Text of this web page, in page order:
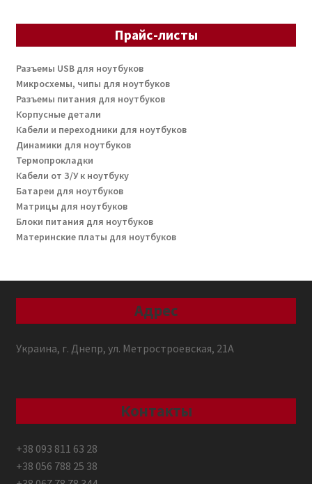
Прайс-листы
Разъемы USB для ноутбуков
Микросхемы, чипы для ноутбуков
Разъемы питания для ноутбуков
Корпусные детали
Кабели и переходники для ноутбуков
Динамики для ноутбуков
Термопрокладки
Кабели от З/У к ноутбуку
Батареи для ноутбуков
Матрицы для ноутбуков
Блоки питания для ноутбуков
Материнские платы для ноутбуков
Адрес
Украина, г. Днепр, ул. Метростроевская, 21А
Контакты
+38 093 811 63 28
+38 056 788 25 38